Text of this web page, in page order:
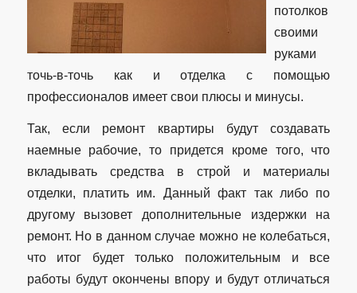
потолков
своими
руками
точь-в-точь как и отделка с помощью
профессионалов имеет свои плюсы и минусы.
Так, если ремонт квартиры будут создавать
наемные рабочие, то придется кроме того, что
вкладывать средства в строй и материалы
отделки, платить им. Данный факт так либо по
другому вызовет дополнительные издержки на
ремонт. Но в данном случае можно не колебаться,
что итог будет только положительным и все
работы будут окончены впору и будут отличаться